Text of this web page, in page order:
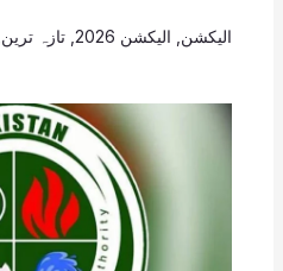
الیکشن الیکشن 2026 , تازہ ترین